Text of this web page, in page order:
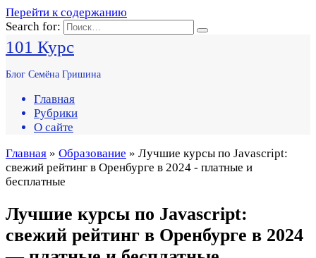
Перейти к содержанию
Search for:
101 Курс
Блог Семёна Гришина
Главная
Рубрики
О сайте
Главная » Образование » Лучшие курсы по Javascript:
свежий рейтинг в Оренбурге в 2024 - платные и
бесплатные
Лучшие курсы по Javascript:
свежий рейтинг в Оренбурге в 2024